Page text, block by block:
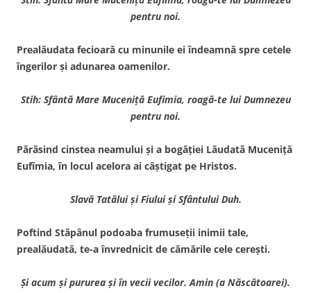
pentru noi.
Prealăudata fecioară cu minunile ei îndeamnă spre cetele
îngerilor şi adunarea oamenilor.
Stih: Sfântă Mare Muceniţă Eufimia, roagă-te lui Dumnezeu
pentru noi.
Părăsind cinstea neamului şi a bogăţiei Lăudată Muceniţă
Eufîmia, în locul acelora ai câştigat pe Hristos.
Slavă Tatălui şi Fiului şi Sfântului Duh.
Poftind Stăpânul podoaba frumuseţii inimii tale,
prealăudată, te-a învrednicit de cămările cele cereşti.
Şi acum şi pururea şi în vecii vecilor. Amin (a Născătoarei).